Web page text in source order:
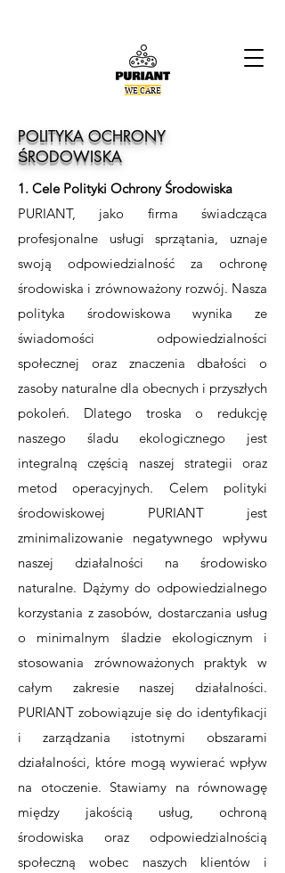
WE CARE
POLITYKA OCHRONY
ŚRODOWISKA
1. Cele Polityki Ochrony Środowiska
PURIANT, jako firma świadcząca
profesjonalne usługi sprzątania, uznaje
swoją odpowiedzialność za ochronę
środowiska i zrównoważony rozwój. Nasza
polityka środowiskowa wynika ze
świadomości odpowiedzialności
społecznej oraz znaczenia dbałości o
zasoby naturalne dla obecnych i przyszłych
pokoleń. Dlatego troska o redukcję
naszego śladu ekologicznego jest
integralną częścią naszej strategii oraz
metod operacyjnych. Celem polityki
środowiskowej PURIANT jest
zminimalizowanie negatywnego wpływu
naszej działalności na środowisko
naturalne. Dążymy do odpowiedzialnego
korzystania z zasobów, dostarczania usług
o minimalnym śladzie ekologicznym i
stosowania zrównoważonych praktyk w
całym zakresie naszej działalności.
PURIANT zobowiązuje się do identyfikacji
i zarządzania istotnymi obszarami
działalności, które mogą wywierać wpływ
na otoczenie. Stawiamy na równowagę
między jakością usług, ochroną
środowiska oraz odpowiedzialnością
społeczną wobec naszych klientów i